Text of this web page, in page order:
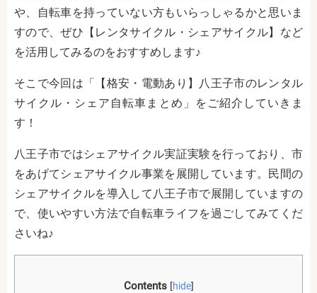
や、自転車を持っていない方もいらっしゃるかと思いま
すので、ぜひ【レンタサイクル・シェアサイクル】など
を活用してみるのをおすすめします♪
そこで今回は「【格安・電動あり】八王子市のレンタル
サイクル・シェア自転車まとめ」をご紹介していきま
す！
八王子市ではシェアサイクル実証実験を行っており、市
をあげてシェアサイクル事業を展開しています。民間の
シェアサイクルを導入して八王子市で展開していますの
で、使いやすい方法で自転車ライフを過ごしてみてくだ
さいね♪
Contents [hide]